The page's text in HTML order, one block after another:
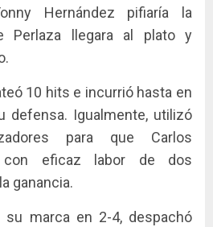
Hernández pifiaría la
Perlaza llegara al plato y
10 hits e incurrió hasta en
defensa. Igualmente, utilizó
para que Carlos
con eficaz labor de dos
ganancia.
su marca en 2-4, despachó